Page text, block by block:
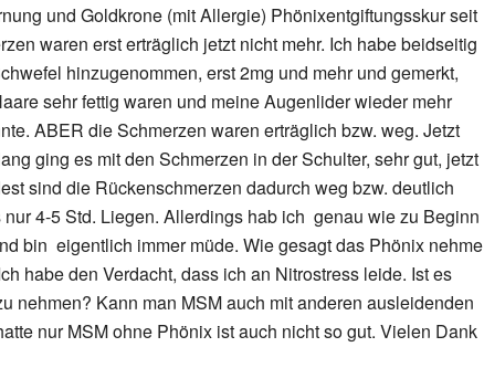
und Goldkrone (mit Allergie) Phönixentgiftungsskur seit
waren erst erträglich jetzt nicht mehr. Ich habe beidseitig
hinzugenommen, erst 2mg und mehr und gemerkt,
sehr fettig waren und meine Augenlider wieder mehr
ABER die Schmerzen waren erträglich bzw. weg. Jetzt
ging es mit den Schmerzen in der Schulter, sehr gut, jetzt
sind die Rückenschmerzen dadurch weg bzw. deutlich
4-5 Std. Liegen. Allerdings hab ich genau wie zu Beginn
bin eigentlich immer müde. Wie gesagt das Phönix nehme
habe den Verdacht, dass ich an Nitrostress leide. Ist es
nehmen? Kann man MSM auch mit anderen ausleidenden
nur MSM ohne Phönix ist auch nicht so gut. Vielen Dank